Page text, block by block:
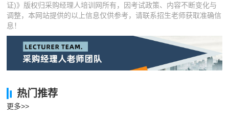
证)》版权归采购经理人培训网所有，因考试政策、内容不断变化与
调整，本网站提供的以上信息仅供参考，请联系招生老师获取准确信
息！
热门推荐
更多>>